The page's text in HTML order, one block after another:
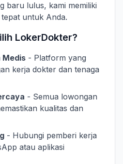
baru lulus, kami memiliki
untuk Anda.
LokerDokter?
Medis - Platform yang
kerja dokter dan tenaga
- Semua lowongan
kualitas dan
- Hubungi pemberi kerja
atau aplikasi